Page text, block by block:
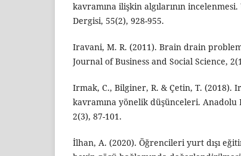
kavramına ilişkin algılarının
Dergisi, 55(2), 928-955.
Iravani, M. R. (2011). Brain drain
Journal of Business and Social Science,
Irmak, C., Bilginer, R. & Çetin, T. (2018).
kavramına yönelik düşünceleri.
2(3), 87-101.
İlhan, A. (2020). Öğrencileri yurt dışı